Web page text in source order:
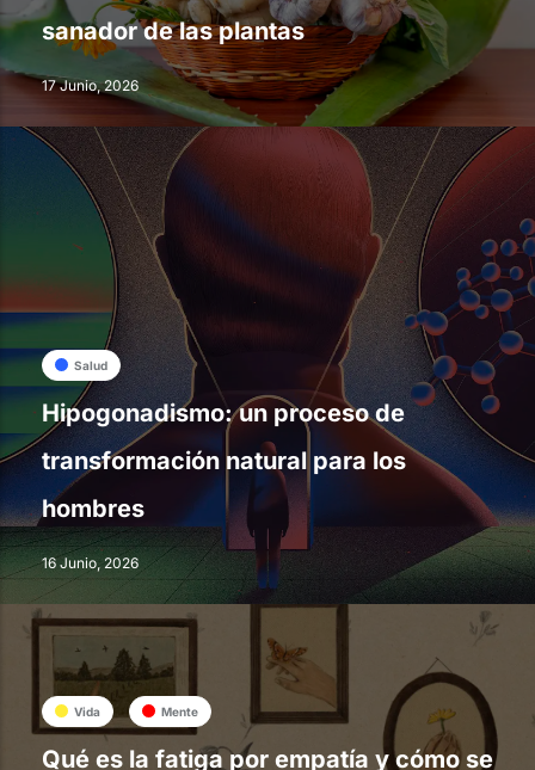
sanador de las plantas
17 Junio, 2026
Salud
Hipogonadismo: un proceso de
transformación natural para los
hombres
16 Junio, 2026
Vida Mente
Qué es la fatiga por empatía y cómo se